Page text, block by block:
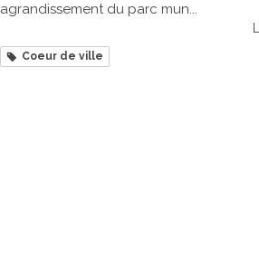
agrandissement du parc mun...
Coeur de ville